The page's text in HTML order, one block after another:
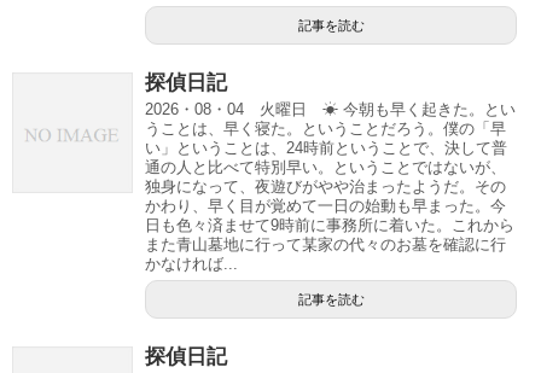
記事を読む
探偵日記
2026・08・04 火曜日 ☀ 今朝も早く起きた。とい
うことは、早く寝た。ということだろう。僕の「早
い」ということは、24時前ということで、決して普
通の人と比べて特別早い。ということではないが、
独身になって、夜遊びがやや治まったようだ。その
かわり、早く目が覚めて一日の始動も早まった。今
日も色々済ませて9時前に事務所に着いた。これから
また青山墓地に行って某家の代々のお墓を確認に行
かなければ...
記事を読む
探偵日記